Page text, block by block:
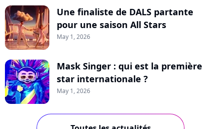
Une finaliste de DALS partante
pour une saison All Stars
May 1, 2026
Mask Singer : qui est la première
star internationale ?
May 1, 2026